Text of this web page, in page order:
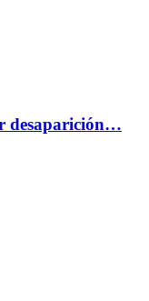
desaparición…